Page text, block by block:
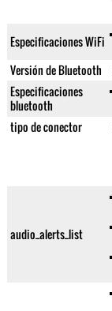
Especificaciones WiFi
Versión de Bluetooth
Especificaciones
bluetooth
tipo de conector
audio_alerts_list